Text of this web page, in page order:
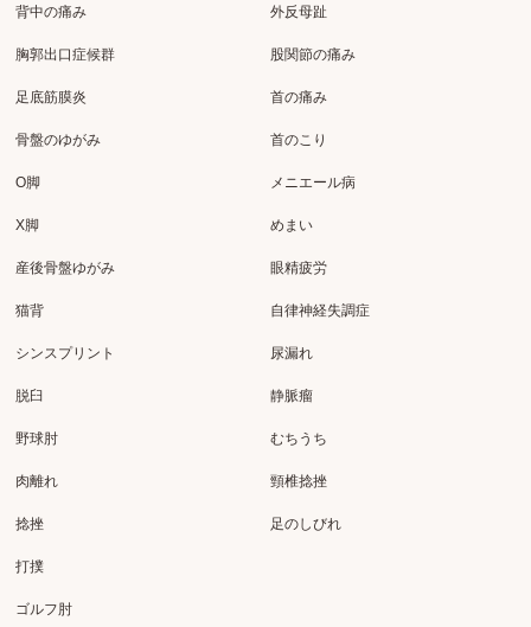
背中の痛み
胸郭出口症候群
外反母趾
股関節の痛み
足底筋膜炎
骨盤のゆがみ
O脚
X脚
産後骨盤ゆがみ
猫背
シンスプリント
脱臼
野球肘
肉離れ
捻挫
首の痛み
首のこり
メニエール病
めまい
眼精疲労
自律神経失調症
尿漏れ
静脈瘤
むちうち
頸椎捻挫
足のしびれ
打撲
ゴルフ肘